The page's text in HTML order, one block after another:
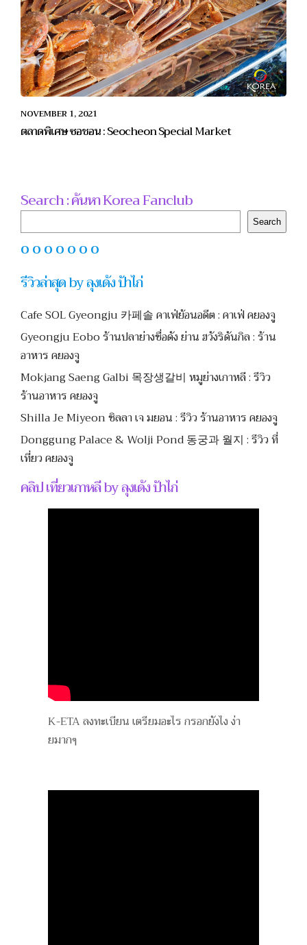
NOVEMBER 1, 2021
ตลาดพิเศษ ซอชอน : Seocheon Special Market
Search : ค้นหา Korea Fanclub
Search
O O O O O O O
รีวิวล่าสุด by ลุงเด้ง ป้าไก่
Cafe SOL Gyeongju 카페솔 คาเฟ่ย้อนอดีต : คาเฟ่ คยองจู
Gyeongju Eobo ร้านปลาย่างชื่อดัง ย่าน ฮวังริดันกิล : ร้าน
อาหาร คยองจู
Mokjang Saeng Galbi 목장생갈비 หมูย่างเกาหลี : รีวิว
ร้านอาหาร คยองจู
Shilla Je Miyeon ชิลลา เจ มยอน : รีวิว ร้านอาหาร คยองจู
Donggung Palace & Wolji Pond 동궁과 월지 : รีวิว ที่
เที่ยว คยองจู
คลิป เที่ยวเกาหลี by ลุงเด้ง ป้าไก่
K-ETA ลงทะเบียน เตรียมอะไร กรอกยังไง ง่า
ยมากๆ